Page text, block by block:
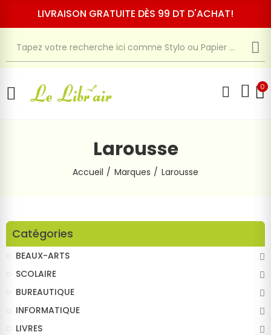
LIVRAISON GRATUITE DÈS 99 DT D'ACHAT!
0
Larousse
Accueil Marques Larousse
Catégories
BEAUX-ARTS
SCOLAIRE
BUREAUTIQUE
INFORMATIQUE
LIVRES